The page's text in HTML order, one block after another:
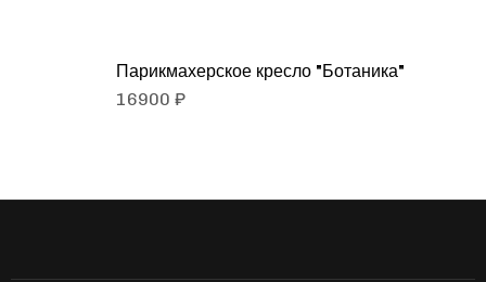
Парикмахерское кресло "Ботаника"
16900 ₽